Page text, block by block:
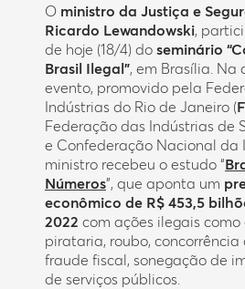
O ministro da Justiça e
Ricardo Lewandowski,
de hoje (18/4) doseminário
Brasil Ilegal”, em Brasília. Na
evento, promovido pela
Indústrias do Rio de Janeiro (
Federação das Indústrias de
e Confederação Nacional da
ministro recebeu o estudo “
Números”, que aponta um
econômico de R$ 453,5
2022 com ações ilegais
pirataria, roubo, concorrência
fraude fiscal, sonegação de
de serviços públicos.